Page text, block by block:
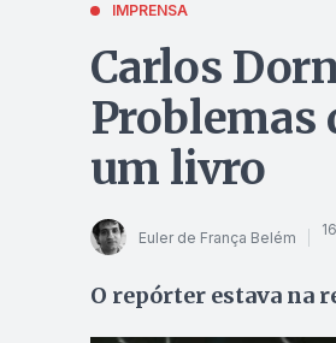
IMPRENSA
Carlos
Problemas
um livro
Euler de França Belém
O repórter estava na